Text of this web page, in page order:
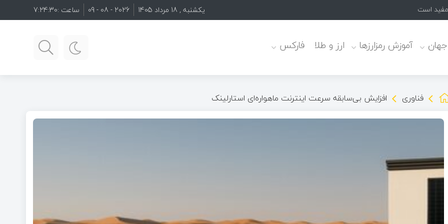
مفید است یکشنبه , 18 مرداد 1405 2026 - 08 - 09 ساعت :7:24:31
جهان آموزش رمزارزها ارز و طلا فارکس
فناوری افزایش بی‌سابقه سرعت اینترنت ماهواره‌ای استارلینک